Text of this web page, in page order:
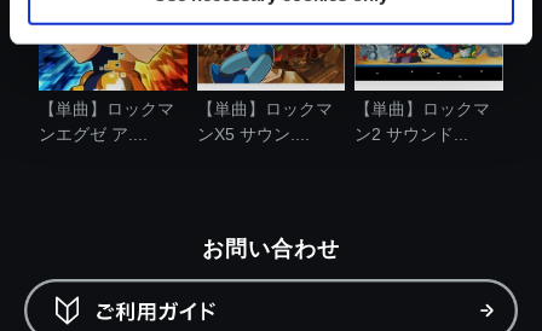
【単曲】ロックマ
ンエグゼ ア....
【単曲】ロックマ
ンX5 サウン....
【単曲】ロックマ
ン2 サウンド...
お問い合わせ